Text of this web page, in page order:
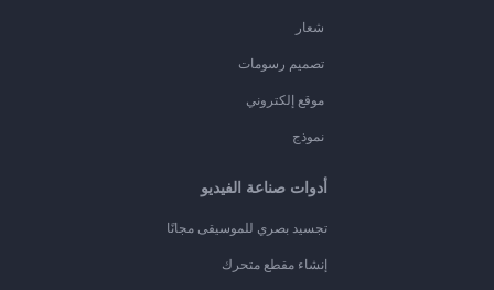
شعار
تصميم رسومات
موقع إلكتروني
نموذج
أدوات صناعة الفيديو
تجسيد بصري للموسيقى مجانًا
إنشاء مقطع متحرك